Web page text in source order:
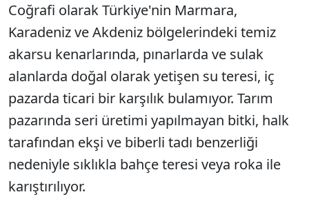
Coğrafi olarak Türkiye'nin Marmara,
Karadeniz ve Akdeniz bölgelerindeki temiz
akarsu kenarlarında, pınarlarda ve sulak
alanlarda doğal olarak yetişen su teresi, iç
pazarda ticari bir karşılık bulamıyor. Tarım
pazarında seri üretimi yapılmayan bitki, halk
tarafından ekşi ve biberli tadı benzerliği
nedeniyle sıklıkla bahçe teresi veya roka ile
karıştırılıyor.